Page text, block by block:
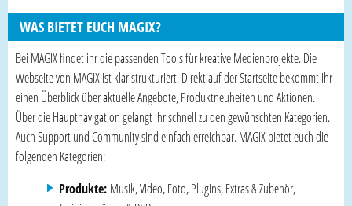
WAS BIETET EUCH MAGIX?
Bei MAGIX findet ihr die passenden Tools für kreative Medienprojekte. Die
Webseite von MAGIX ist klar strukturiert. Direkt auf der Startseite bekommt ihr
einen Überblick über aktuelle Angebote, Produktneuheiten und Aktionen.
Über die Hauptnavigation gelangt ihr schnell zu den gewünschten Kategorien.
Auch Support und Community sind einfach erreichbar. MAGIX bietet euch die
folgenden Kategorien:
Produkte: Musik, Video, Foto, Plugins, Extras & Zubehör,